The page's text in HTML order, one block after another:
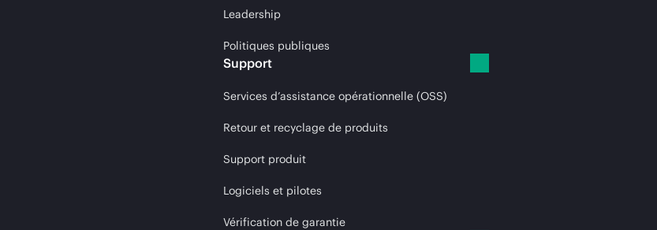
Leadership
Politiques publiques
Support
Services d’assistance opérationnelle (OSS)
Retour et recyclage de produits
Support produit
Logiciels et pilotes
Vérification de garantie